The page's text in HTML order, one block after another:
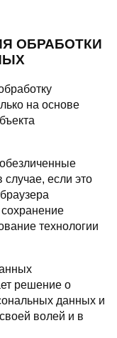
ОБРАБОТКИ
на основе
если это
технологии
решение о
данных и
волей и в